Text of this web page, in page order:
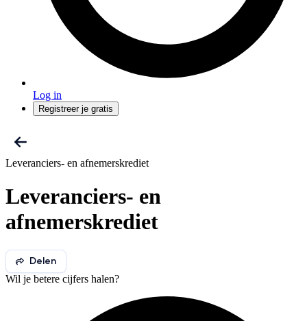
Log in
Registreer je gratis
Leveranciers- en afnemerskrediet
Leveranciers- en
afnemerskrediet
Delen
Wil je betere cijfers halen?